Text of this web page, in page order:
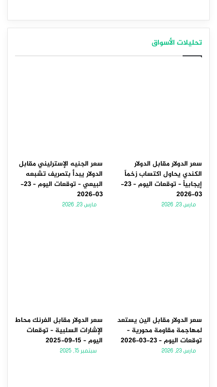
تحليلات الأسواق
سعر الدولار مقابل الدولار
الكندي يحاول اكتساب زخماً
إيجابياً – توقعات اليوم – 23-
03-2026
مارس 23, 2026
سعر الجنيه الإسترليني مقابل
الدولار يبدأ بتصريف تشبعه
البيعي – توقعات اليوم – 23-
03-2026
مارس 23, 2026
سعر الدولار مقابل الين يستعد
لمهاجمة مقاومة محورية –
توقعات اليوم – 23-03-2026
مارس 23, 2026
سعر الدولار مقابل الفرنك محاط
الإشارات السلبية – توقعات
اليوم – 15-09-2025
سبتمبر 15, 2025